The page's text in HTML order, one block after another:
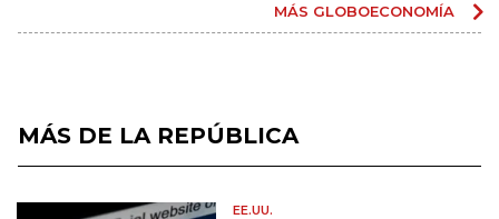
MÁS GLOBOECONOMÍA
MÁS DE LA REPÚBLICA
EE.UU.